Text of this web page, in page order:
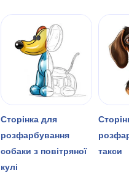
Сторінка для
розфарбування
собаки з повітряної
кулі
такси